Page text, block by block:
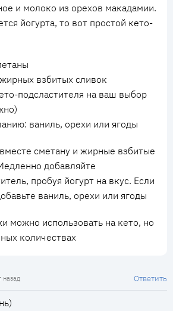
и молоко из орехов макадамии.
йогурта, то вот простой кето-
взбитых сливок
подсластителя на ваш выбор
ваниль, орехи или ягоды
сметану и жирные взбитые
добавляйте
пробуя йогурт на вкус. Если
ваниль, орехи или ягоды
можно использовать на кето, но
количествах
назад Ответить